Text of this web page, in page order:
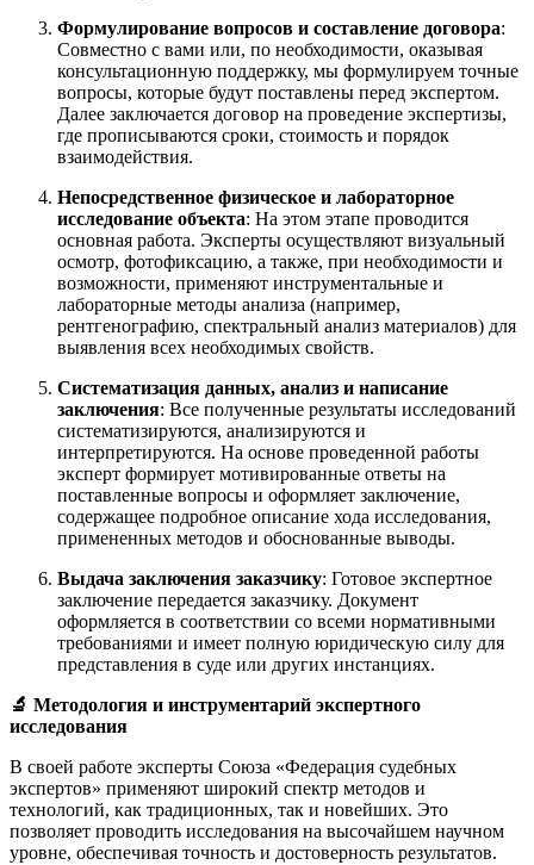
Формулирование вопросов и составление договора:
Совместно с вами или, по необходимости, оказывая
консультационную поддержку, мы формулируем точные
вопросы, которые будут поставлены перед экспертом.
Далее заключается договор на проведение экспертизы,
где прописываются сроки, стоимость и порядок
взаимодействия.
Непосредственное физическое и лабораторное
исследование объекта: На этом этапе проводится
основная работа. Эксперты осуществляют визуальный
осмотр, фотофиксацию, а также, при необходимости и
возможности, применяют инструментальные и
лабораторные методы анализа (например,
рентгенографию, спектральный анализ материалов) для
выявления всех необходимых свойств.
Систематизация данных, анализ и написание
заключения: Все полученные результаты исследований
систематизируются, анализируются и
интерпретируются. На основе проведенной работы
эксперт формирует мотивированные ответы на
поставленные вопросы и оформляет заключение,
содержащее подробное описание хода исследования,
примененных методов и обоснованные выводы.
Выдача заключения заказчику: Готовое экспертное
заключение передается заказчику. Документ
оформляется в соответствии со всеми нормативными
требованиями и имеет полную юридическую силу для
представления в суде или других инстанциях.
🔬 Методология и инструментарий экспертного
исследования
В своей работе эксперты Союза «Федерация судебных
экспертов» применяют широкий спектр методов и
технологий, как традиционных, так и новейших. Это
позволяет проводить исследования на высочайшем научном
уровне, обеспечивая точность и достоверность результатов.